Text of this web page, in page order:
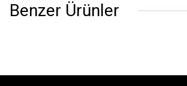
Benzer Ürünler